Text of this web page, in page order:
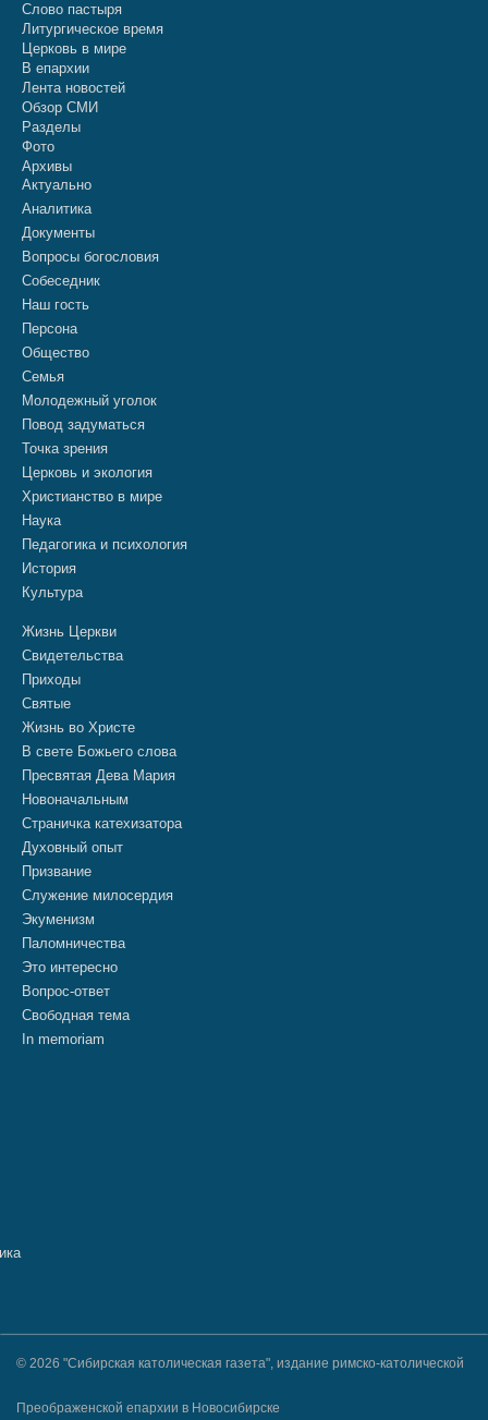
Слово пастыря
Литургическое время
Церковь в мире
В епархии
Лента новостей
Обзор СМИ
Разделы
Фото
Архивы
Актуально
Аналитика
Документы
Вопросы богословия
Собеседник
Наш гость
Персона
Общество
Семья
Молодежный уголок
Повод задуматься
Точка зрения
Церковь и экология
Христианство в мире
Наука
Педагогика и психология
История
Культура
Жизнь Церкви
Свидетельства
Приходы
Святые
Жизнь во Христе
В свете Божьего слова
Пресвятая Дева Мария
Новоначальным
Страничка катехизатора
Духовный опыт
Призвание
Служение милосердия
Экуменизм
Паломничества
Это интересно
Вопрос-ответ
Свободная тема
In memoriam
© 2026 "Сибирская католическая газета", издание римско-католической
Преображенской епархии в Новосибирске